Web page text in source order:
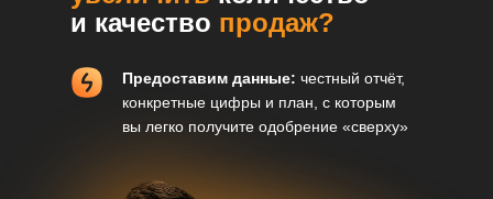
и качество продаж?
Предоставим данные: честный отчёт,
конкретные цифры и план, с которым
вы легко получите одобрение «сверху»